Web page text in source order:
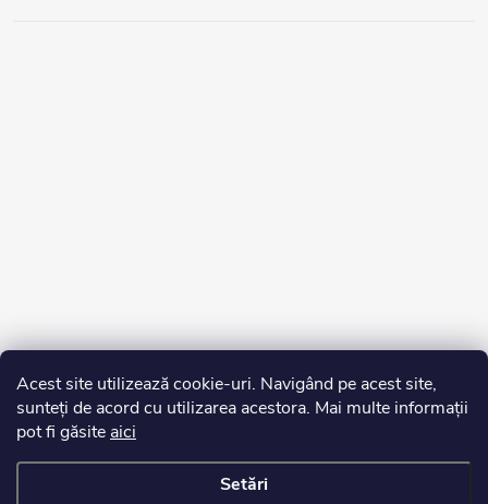
Acest site utilizează cookie-uri. Navigând pe acest site,
sunteți de acord cu utilizarea acestora. Mai multe informații
pot fi găsite aici
Setări